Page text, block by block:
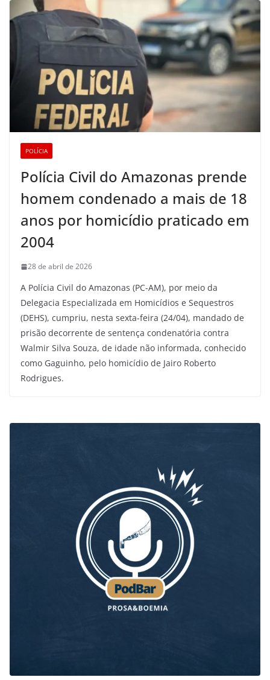
POLÍCIA
Polícia Civil do Amazonas prende
homem condenado a mais de 18
anos por homicídio praticado em
2004
28 de abril de 2026
A Polícia Civil do Amazonas (PC-AM), por meio da
Delegacia Especializada em Homicídios e Sequestros
(DEHS), cumpriu, nesta sexta-feira (24/04), mandado de
prisão decorrente de sentença condenatória contra
Walmir Silva Souza, de idade não informada, conhecido
como Gaguinho, pelo homicídio de Jairo Roberto
Rodrigues.